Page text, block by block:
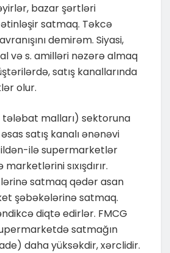
bazar şərtləri
satmaq. Təkcə
demirəm. Siyasi,
və s. amilləri nəzərə almaq
satış kanallarında
olur.
tələbat malları) sektoruna
satış kanalı ənənəvi
ilə supermarketlər
sıxışdırır.
satmaq qədər asan
şəbəkələrinə satmaq.
diqtə edirlər. FMCG
satmağın
daha yüksəkdir, xərclidir.